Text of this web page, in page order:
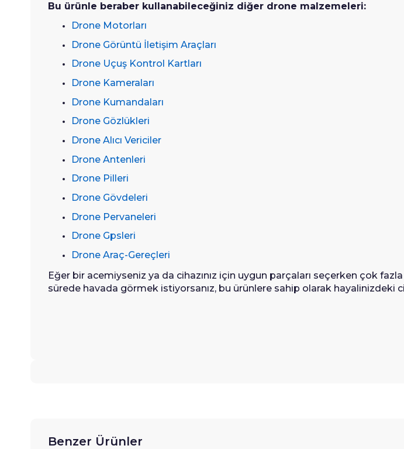
Bu ürünle beraber kullanabileceğiniz diğer drone malzemeleri:
Drone Motorları
Drone Görüntü İletişim Araçları
Drone Uçuş Kontrol Kartları
Drone Kameraları
Drone Kumandaları
Drone Gözlükleri
Drone Alıcı Vericiler
Drone Antenleri
Drone Pilleri
Drone Gövdeleri
Drone Pervaneleri
Drone Gpsleri
Drone Araç-Gereçleri
Eğer bir acemiyseniz ya da cihazınız için uygun parçaları seçerken çok
sürede havada görmek istiyorsanız, bu ürünlere sahip olarak hayalinizdeki
Benzer Ürünler